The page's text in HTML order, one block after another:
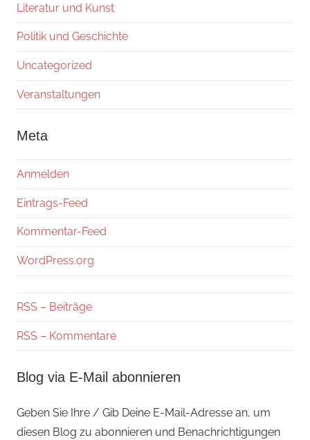
Literatur und Kunst
Politik und Geschichte
Uncategorized
Veranstaltungen
Meta
Anmelden
Eintrags-Feed
Kommentar-Feed
WordPress.org
RSS – Beiträge
RSS – Kommentare
Blog via E-Mail abonnieren
Geben Sie Ihre / Gib Deine E-Mail-Adresse an, um
diesen Blog zu abonnieren und Benachrichtigungen